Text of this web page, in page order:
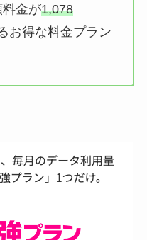
金が1,078
お得な料金プラン